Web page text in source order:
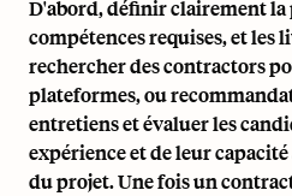
D'abord, définir clairement la
compétences requises, et les
rechercher des contractors
plateformes, ou
entretiens et évaluer les
expérience et de leur
du projet. Une fois un